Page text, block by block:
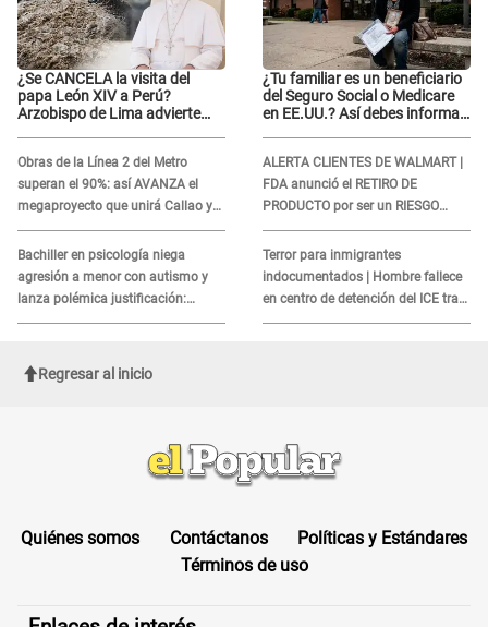
¿Se CANCELA la visita del
papa León XIV a Perú?
Arzobispo de Lima advierte
Obras de la Línea 2 del Metro
superan el 90%: así AVANZA el
megaproyecto que unirá Callao y
Ate
Bachiller en psicología niega
agresión a menor con autismo y
lanza polémica justificación:
"Defenderme ante..."
¿Tu familiar es un beneficiario
del Seguro Social o Medicare
en EE.UU.? Así debes informar
ALERTA CLIENTES DE WALMART |
FDA anunció el RETIRO DE
PRODUCTO por ser un RIESGO
MORTAL para consumidores: ¿Cuál
es?
Terror para inmigrantes
indocumentados | Hombre fallece
en centro de detención del ICE tras
sufrir una "emergencia médica"
Regresar al inicio
Quiénes somos Contáctanos
Políticas y Estándares
Términos de uso